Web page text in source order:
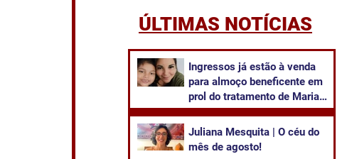
ÚLTIMAS NOTÍCIAS
Ingressos já estão à venda
para almoço beneficente em
prol do tratamento de Maria
Olívia
Juliana Mesquita | O céu do
mês de agosto!